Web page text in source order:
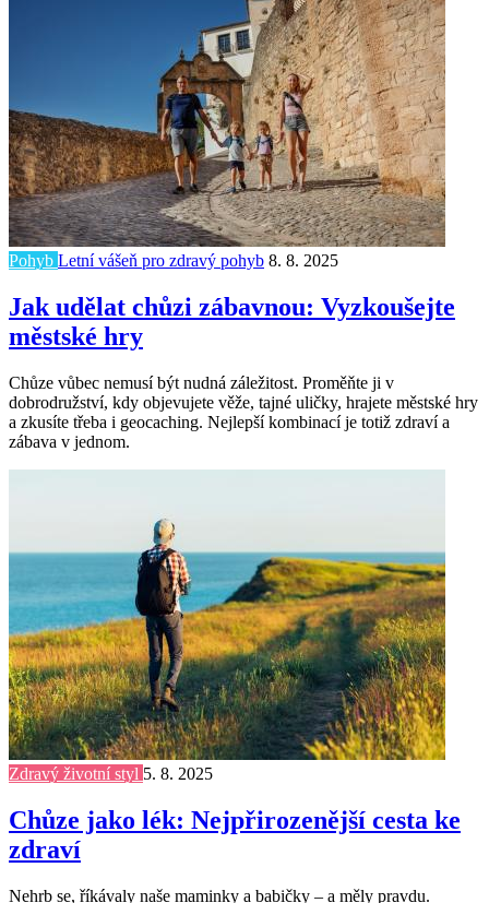
Pohyb Letní vášeň pro zdravý pohyb 8. 8. 2025
Jak udělat chůzi zábavnou: Vyzkoušejte
městské hry
Chůze vůbec nemusí být nudná záležitost. Proměňte ji v
dobrodružství, kdy objevujete věže, tajné uličky, hrajete městské hry
a zkusíte třeba i geocaching. Nejlepší kombinací je totiž zdraví a
zábava v jednom.
Zdravý životní styl 5. 8. 2025
Chůze jako lék: Nejpřirozenější cesta ke
zdraví
Nehrb se, říkávaly naše maminky a babičky – a měly pravdu.